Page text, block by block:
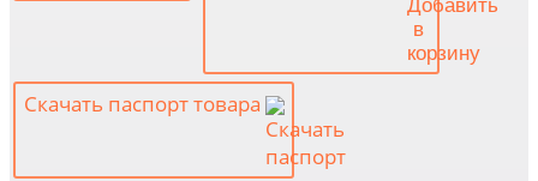
Скачать паспорт товара